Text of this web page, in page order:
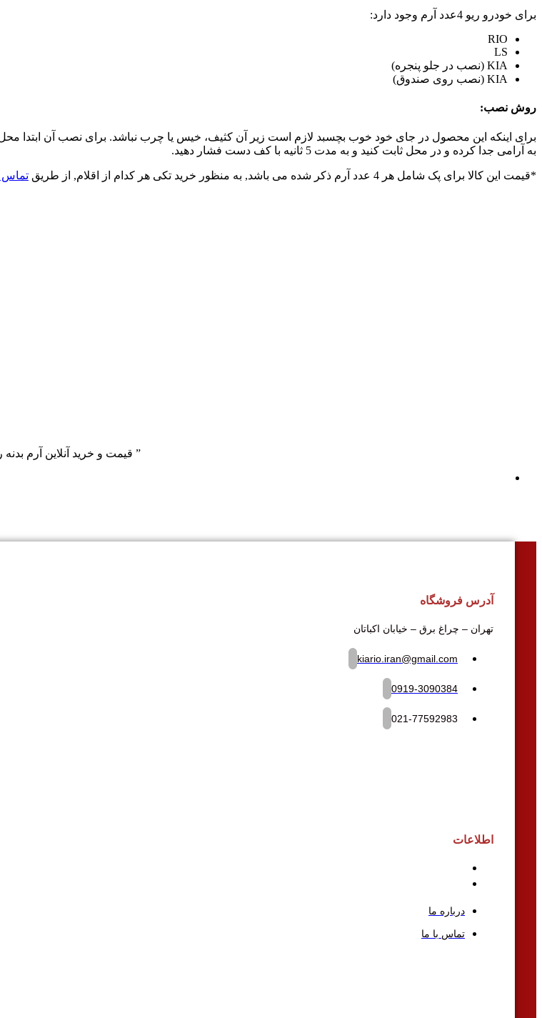
برای خودرو ریو 4عدد آرم وجود دارد:
RIO
LS
KIA (نصب در جلو پنجره)
KIA (نصب روی صندوق)
روش نصب:
برای اینکه این محصول در جای خود خوب بچسبد لازم است زیر آن کثیف، خیس یا چرب نباشد. برای نصب آن ابتدا
به آرامی جدا کرده و در محل ثابت کنید و به مدت 5 ثانیه با کف دست فشار دهید.
*قیمت این کالا برای پک شامل هر 4 عدد آرم ذکر شده می باشد, به منظور خرید تکی هر کدام از اقلام, از طریق تماس
” قیمت و خرید آنلاین آرم بدنه
آدرس فروشگاه
تهران – چراغ برق – خیابان اکباتان
kiario.iran@gmail.com
0919-3090384
021-77592983
اطلاعات
درباره ما
تماس با ما